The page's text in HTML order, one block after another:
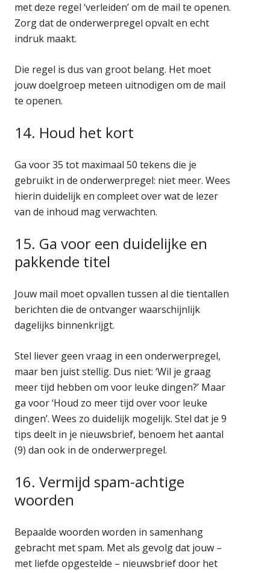
met deze regel ‘verleiden’ om de mail te openen.
Zorg dat de onderwerpregel opvalt en echt
indruk maakt.
Die regel is dus van groot belang. Het moet
jouw doelgroep meteen uitnodigen om de mail
te openen.
14. Houd het kort
Ga voor 35 tot maximaal 50 tekens die je
gebruikt in de onderwerpregel: niet meer. Wees
hierin duidelijk en compleet over wat de lezer
van de inhoud mag verwachten.
15. Ga voor een duidelijke en
pakkende titel
Jouw mail moet opvallen tussen al die tientallen
berichten die de ontvanger waarschijnlijk
dagelijks binnenkrijgt.
Stel liever geen vraag in een onderwerpregel,
maar ben juist stellig. Dus niet: ‘Wil je graag
meer tijd hebben om voor leuke dingen?’ Maar
ga voor ‘Houd zo meer tijd over voor leuke
dingen’. Wees zo duidelijk mogelijk. Stel dat je 9
tips deelt in je nieuwsbrief, benoem het aantal
(9) dan ook in de onderwerpregel.
16. Vermijd spam-achtige
woorden
Bepaalde woorden worden in samenhang
gebracht met spam. Met als gevolg dat jouw –
met liefde opgestelde – nieuwsbrief door het